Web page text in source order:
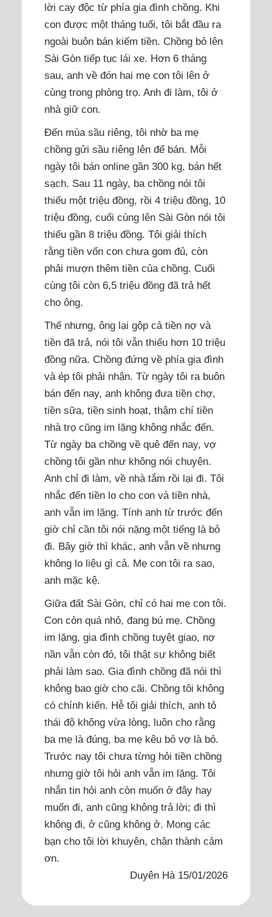
lời cay độc từ phía gia đình chồng. Khi
con được một tháng tuổi, tôi bắt đầu ra
ngoài buôn bán kiếm tiền. Chồng bỏ lên
Sài Gòn tiếp tục lái xe. Hơn 6 tháng
sau, anh về đón hai mẹ con tôi lên ở
cùng trong phòng trọ. Anh đi làm, tôi ở
nhà giữ con.
Đến mùa sầu riêng, tôi nhờ ba mẹ
chồng gửi sầu riêng lên để bán. Mỗi
ngày tôi bán online gần 300 kg, bán hết
sạch. Sau 11 ngày, ba chồng nói tôi
thiếu một triệu đồng, rồi 4 triệu đồng, 10
triệu đồng, cuối cùng lên Sài Gòn nói tôi
thiếu gần 8 triệu đồng. Tôi giải thích
rằng tiền vốn con chưa gom đủ, còn
phải mượn thêm tiền của chồng. Cuối
cùng tôi còn 6,5 triệu đồng đã trả hết
cho ông.
Thế nhưng, ông lại gộp cả tiền nợ và
tiền đã trả, nói tôi vẫn thiếu hơn 10 triệu
đồng nữa. Chồng đứng về phía gia đình
và ép tôi phải nhận. Từ ngày tôi ra buôn
bán đến nay, anh không đưa tiền chợ,
tiền sữa, tiền sinh hoạt, thậm chí tiền
nhà trọ cũng im lặng không nhắc đến.
Từ ngày ba chồng về quê đến nay, vợ
chồng tôi gần như không nói chuyện.
Anh chỉ đi làm, về nhà tắm rồi lại đi. Tôi
nhắc đến tiền lo cho con và tiền nhà,
anh vẫn im lặng. Tính anh từ trước đến
giờ chỉ cần tôi nói nặng một tiếng là bỏ
đi. Bây giờ thì khác, anh vẫn về nhưng
không lo liệu gì cả. Mẹ con tôi ra sao,
anh mặc kệ.
Giữa đất Sài Gòn, chỉ có hai mẹ con tôi.
Con còn quá nhỏ, đang bú mẹ. Chồng
im lặng, gia đình chồng tuyệt giao, nợ
nần vẫn còn đó, tôi thật sự không biết
phải làm sao. Gia đình chồng đã nói thì
không bao giờ cho cãi. Chồng tôi không
có chính kiến. Hễ tôi giải thích, anh tỏ
thái độ không vừa lòng, luôn cho rằng
ba mẹ là đúng, ba mẹ kêu bỏ vợ là bỏ.
Trước nay tôi chưa từng hỏi tiền chồng
nhưng giờ tôi hỏi anh vẫn im lặng. Tôi
nhắn tin hỏi anh còn muốn ở đây hay
muốn đi, anh cũng không trả lời; đi thì
không đi, ở cũng không ở. Mong các
bạn cho tôi lời khuyên, chân thành cảm
ơn.
Duyên Hà 15/01/2026